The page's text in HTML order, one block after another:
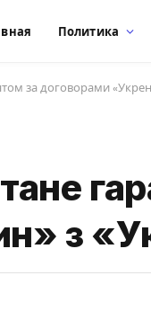
Политика
за договорами
з